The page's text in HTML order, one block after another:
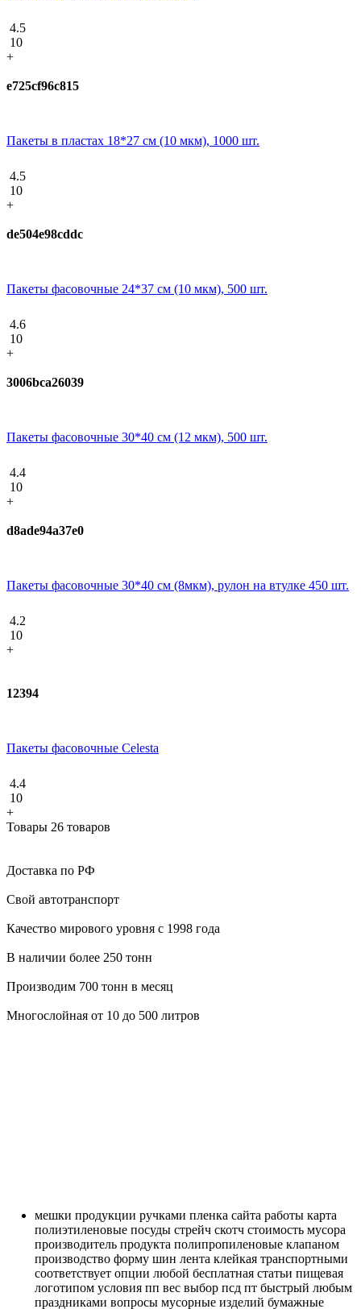
4.5
10
+
e725cf96c815
Пакеты в пластах 18*27 см (10 мкм), 1000 шт.
4.5
10
+
de504e98cddc
Пакеты фасовочные 24*37 см (10 мкм), 500 шт.
4.6
10
+
3006bca26039
Пакеты фасовочные 30*40 см (12 мкм), 500 шт.
4.4
10
+
d8ade94a37e0
Пакеты фасовочные 30*40 см (8мкм), рулон на втулке 450 шт.
4.2
10
+
12394
Пакеты фасовочные Celesta
4.4
10
+
Товары 26 товаров
Доставка по РФ
Свой автотранспорт
Качество мирового уровня с 1998 года
В наличии более 250 тонн
Производим 700 тонн в месяц
Многослойная от 10 до 500 литров
мешки продукции ручками пленка сайта работы карта
полиэтиленовые посуды стрейч скотч стоимость мусора
производитель продукта полипропиленовые клапаном
производство форму шин лента клейкая транспортными
соответствует опции любой бесплатная статьи пищевая
логотипом условия пп вес выбор псд пт быстрый любым
праздниками вопросы мусорные изделий бумажные